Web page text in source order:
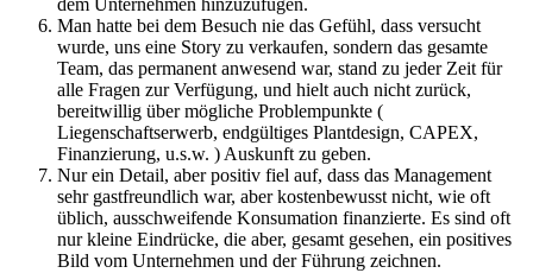
dem Unternehmen hinzuzufügen.
Man hatte bei dem Besuch nie das Gefühl, dass versucht
wurde, uns eine Story zu verkaufen, sondern das gesamte
Team, das permanent anwesend war, stand zu jeder Zeit für
alle Fragen zur Verfügung, und hielt auch nicht zurück,
bereitwillig über mögliche Problempunkte (
Liegenschaftserwerb, endgültiges Plantdesign, CAPEX,
Finanzierung, u.s.w. ) Auskunft zu geben.
Nur ein Detail, aber positiv fiel auf, dass das Management
sehr gastfreundlich war, aber kostenbewusst nicht, wie oft
üblich, ausschweifende Konsumation finanzierte. Es sind oft
nur kleine Eindrücke, die aber, gesamt gesehen, ein positives
Bild vom Unternehmen und der Führung zeichnen.